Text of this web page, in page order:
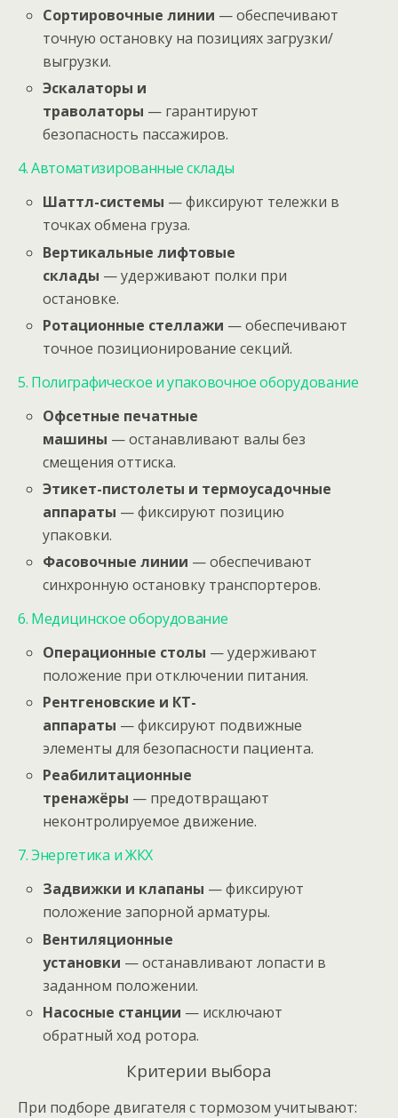
Сортировочные линии — обеспечивают
точную остановку на позициях загрузки/
выгрузки.
Эскалаторы и
траволаторы — гарантируют
безопасность пассажиров.
4. Автоматизированные склады
Шаттл-системы — фиксируют тележки в
точках обмена груза.
Вертикальные лифтовые
склады — удерживают полки при
остановке.
Ротационные стеллажи — обеспечивают
точное позиционирование секций.
5. Полиграфическое и упаковочное оборудование
Офсетные печатные
машины — останавливают валы без
смещения оттиска.
Этикет-пистолеты и термоусадочные
аппараты — фиксируют позицию
упаковки.
Фасовочные линии — обеспечивают
синхронную остановку транспортеров.
6. Медицинское оборудование
Операционные столы — удерживают
положение при отключении питания.
Рентгеновские и КТ-
аппараты — фиксируют подвижные
элементы для безопасности пациента.
Реабилитационные
тренажёры — предотвращают
неконтролируемое движение.
7. Энергетика и ЖКХ
Задвижки и клапаны — фиксируют
положение запорной арматуры.
Вентиляционные
установки — останавливают лопасти в
заданном положении.
Насосные станции — исключают
обратный ход ротора.
Критерии выбора
При подборе двигателя с тормозом учитывают: